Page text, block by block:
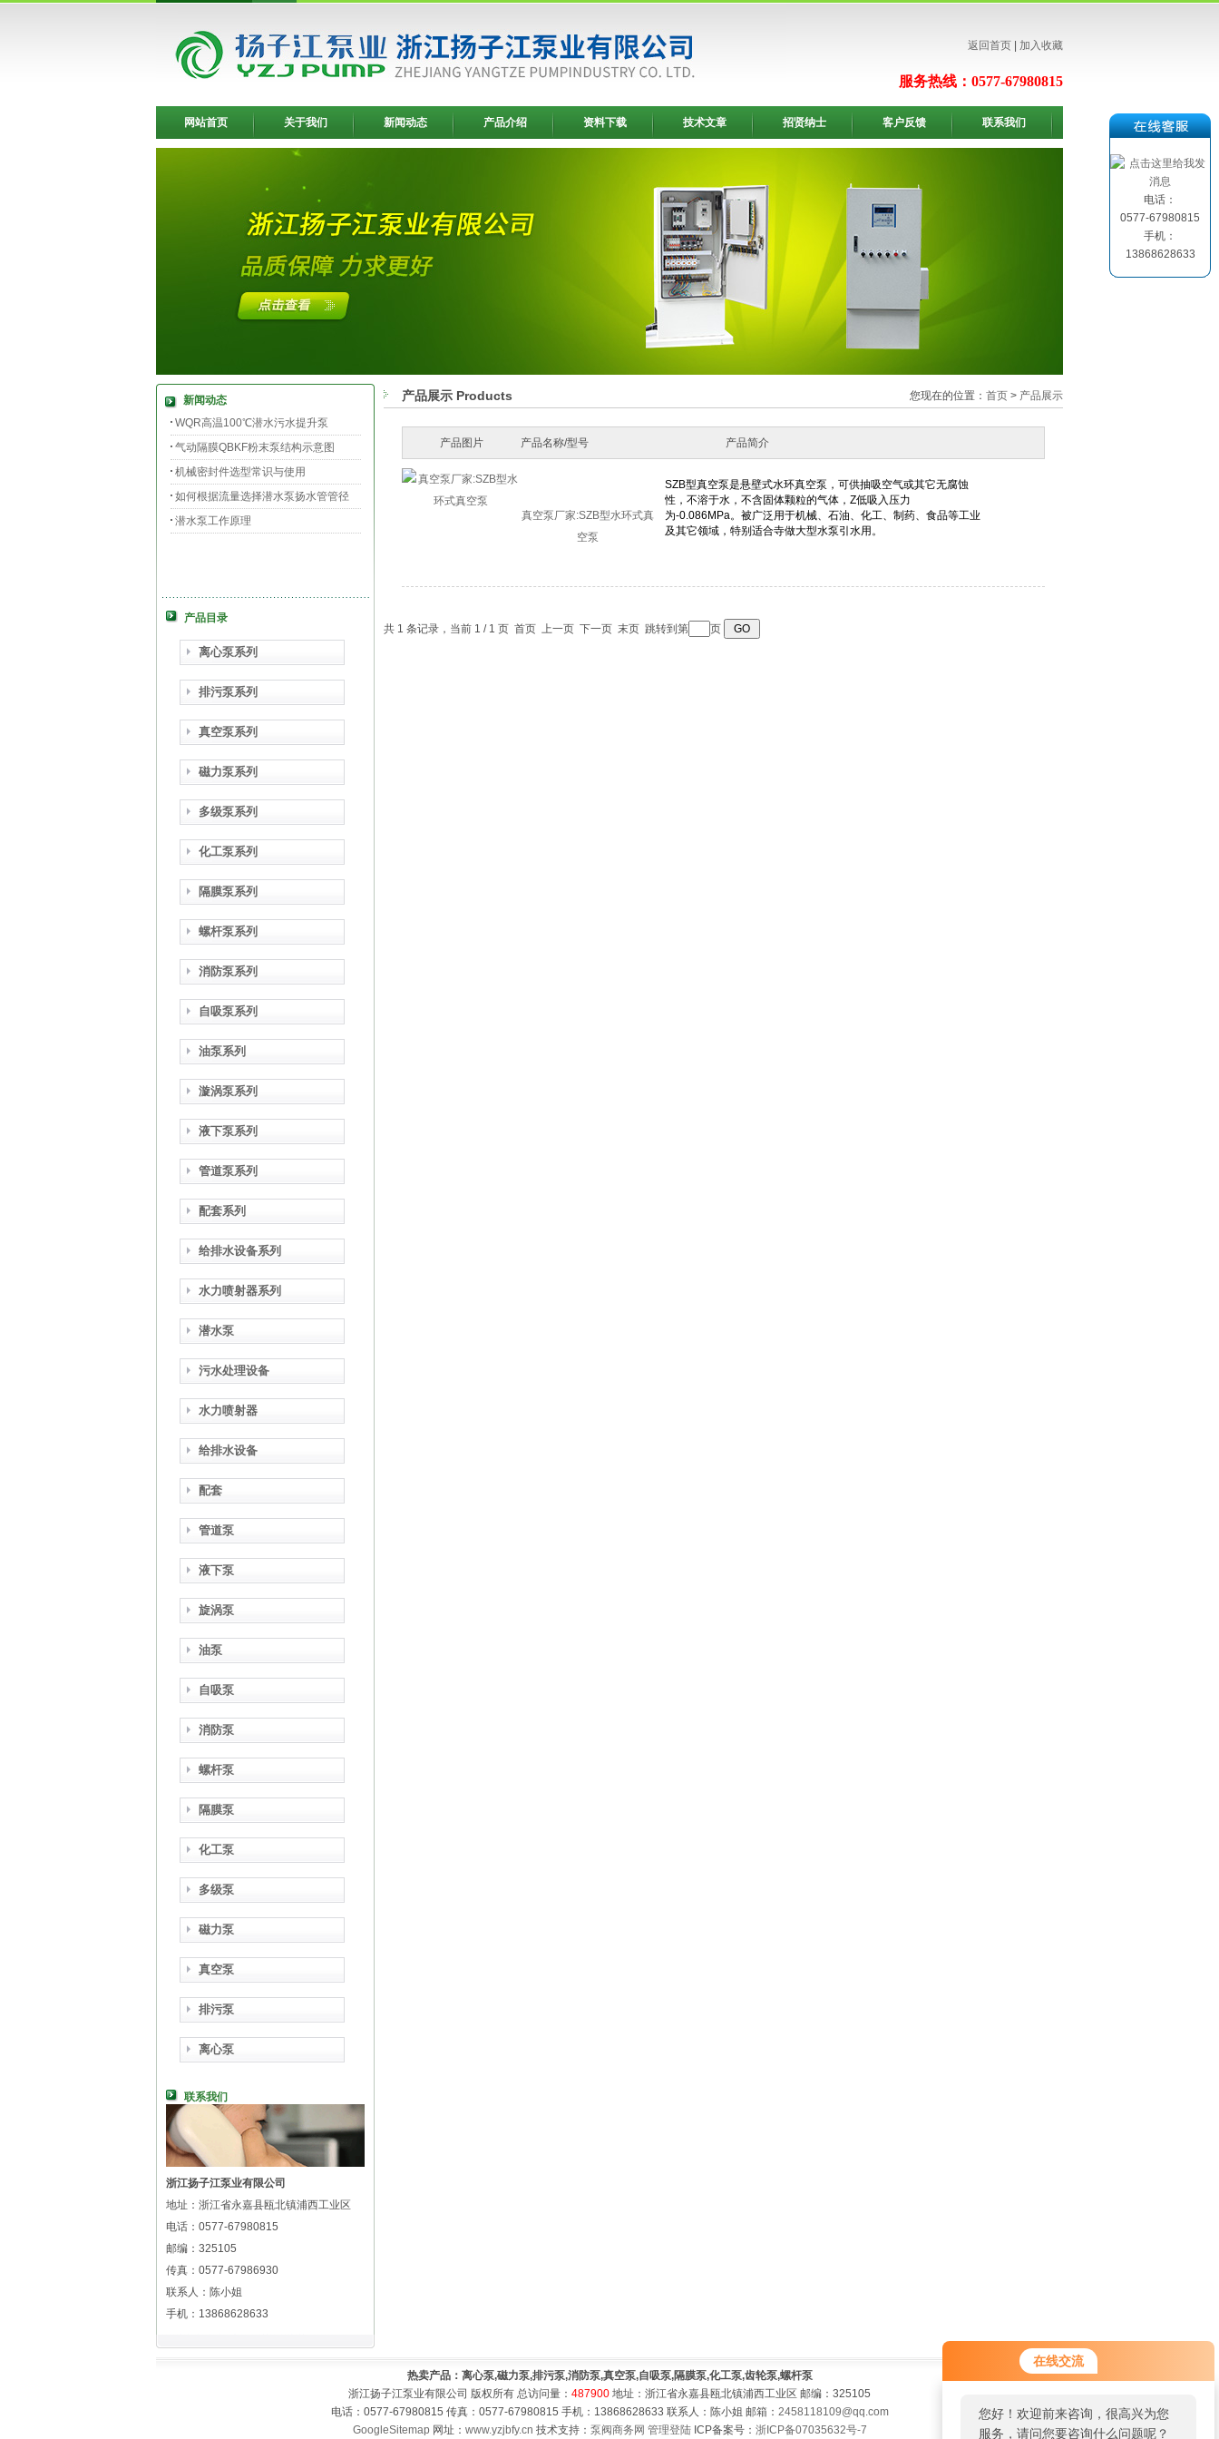
在线交流
您好！欢迎前来咨询，很高兴为您
服务，请问您要咨询什么问题呢？
返回首页 加入收藏
服务热线：0577-67980815
网站首页 关于我们 新闻动态 产品介绍 资料下载 技术文章 招贤纳士 客户反馈 联系我们
新闻动态
WQR高温100℃潜水污水提升泵
气动隔膜QBKF粉末泵结构示意图
机械密封件选型常识与使用
如何根据流量选择潜水泵扬水管管径
潜水泵工作原理
产品目录
离心泵系列
排污泵系列
真空泵系列
磁力泵系列
多级泵系列
化工泵系列
隔膜泵系列
螺杆泵系列
消防泵系列
自吸泵系列
油泵系列
漩涡泵系列
液下泵系列
管道泵系列
配套系列
给排水设备系列
水力喷射器系列
潜水泵
污水处理设备
水力喷射器
给排水设备
配套
管道泵
液下泵
旋涡泵
油泵
自吸泵
消防泵
螺杆泵
隔膜泵
化工泵
多级泵
磁力泵
真空泵
排污泵
离心泵
联系我们
浙江扬子江泵业有限公司
地址：浙江省永嘉县瓯北镇浦西工业区
电话：0577-67980815
邮编：325105
传真：0577-67986930
联系人：陈小姐
手机：13868628633
产品展示 Products 您现在的位置： 首页 > 产品展示
产品图片 产品名称/型号 产品简介
真空泵厂家:SZB型水环式真
空泵
共 1 条记录，当前 1 / 1 页 首页 上一页 下一页 末页 跳转到第 页
热卖产品：离心泵,磁力泵,排污泵,消防泵,真空泵,自吸泵,隔膜泵,化工泵,齿轮泵,螺杆泵
浙江扬子江泵业有限公司 版权所有 总访问量： 487900 地址：浙江省永嘉县瓯北镇浦西工业区 邮编：325105
电话：0577-67980815 传真：0577-67980815 手机：13868628633 联系人：陈小姐 邮箱： 2458118109@qq.com
GoogleSitemap 网址： www.yzjbfy.cn 技术支持： 泵阀商务网 管理登陆ICP备案号： 浙ICP备07035632号-7
电话：
0577-67980815
手机：
13868628633